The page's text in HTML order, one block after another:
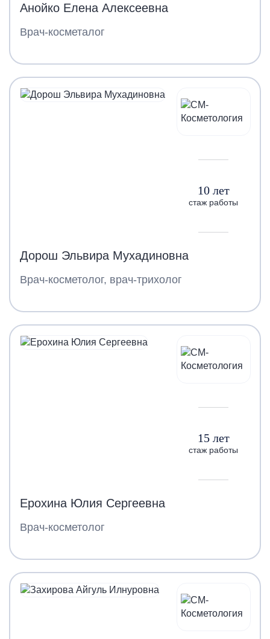
Анойко Елена Алексеевна
Врач-косметалог
10 лет
стаж работы
Дорош Эльвира Мухадиновна
Врач-косметолог, врач-трихолог
15 лет
стаж работы
Ерохина Юлия Сергеевна
Врач-косметолог